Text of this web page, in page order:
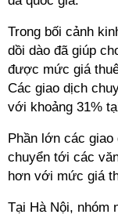
Trong bối cảnh
dồi dào đã giúp
được mức giá
Các giao dịch
với khoảng 31%
Phần lớn các
chuyển tới các
hơn với mức giá
Tại Hà Nội, nhóm